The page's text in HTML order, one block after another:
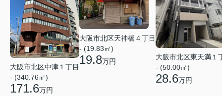
大阪市北区中津１丁目
- (340.76㎡)
171.6万円
大阪市北区天神橋４丁目
- (19.83㎡)
19.8万円
大阪市北区東天満１
- (50.00㎡)
28.6万円